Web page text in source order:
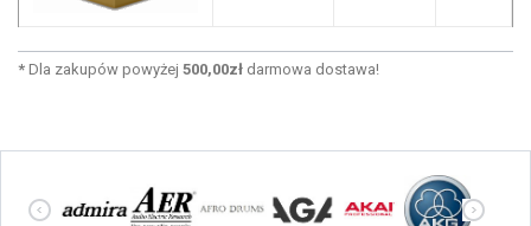
* Dla zakupów powyżej 500,00zł darmowa dostawa!